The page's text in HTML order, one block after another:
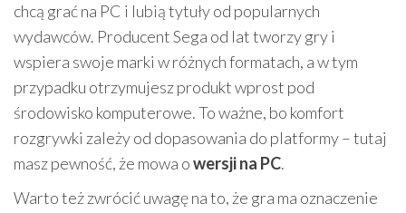
chcą grać na PC i lubią tytuły od popularnych
wydawców. Producent Sega od lat tworzy gry i
wspiera swoje marki w różnych formatach, a w tym
przypadku otrzymujesz produkt wprost pod
środowisko komputerowe. To ważne, bo komfort
rozgrywki zależy od dopasowania do platformy – tutaj
masz pewność, że mowa owersji na PC.
Warto też zwrócić uwagę na to, że gra ma oznaczenie